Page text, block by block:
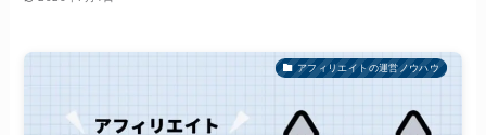
アフィリエイトの運営ノウハウ